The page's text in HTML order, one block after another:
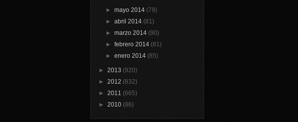
►mayo 2014 (79)
►abril 2014 (81)
►marzo 2014 (90)
►febrero 2014 (81)
►enero 2014 (85)
► 2013 (920)
► 2012 (832)
► 2011 (665)
► 2010 (86)